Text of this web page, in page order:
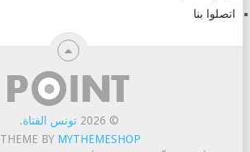
اتصلوا بنا
© 2026 تونس الفتاة.
THEME BY MYTHEMESHOP